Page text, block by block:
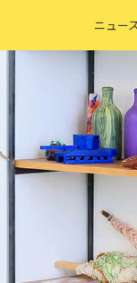
ニュー